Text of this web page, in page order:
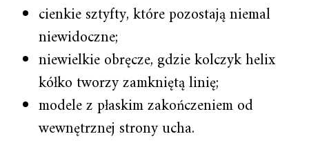
cienkie sztyfty, które pozostają niemal
niewidoczne;
niewielkie obręcze, gdzie kolczyk helix
kółko tworzy zamkniętą linię;
modele z płaskim zakończeniem od
wewnętrznej strony ucha.